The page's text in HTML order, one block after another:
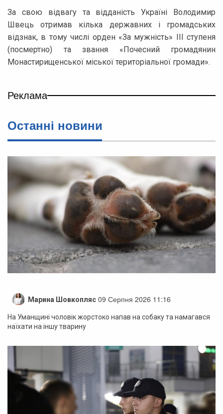
За свою відвагу та відданість Україні Володимир
Швець отримав кілька державних і громадських
відзнак, в тому числі орден «За мужність» ІІІ ступеня
(посмертно) та звання «Почесний громадянин
Монастирищенської міської територіальної громади».
Реклама
Останні новини
Марина Шовкопляс 09 Серпня 2026 11:16
На Уманщині чоловік жорстоко напав на собаку та намагався
наїхати на іншу тварину